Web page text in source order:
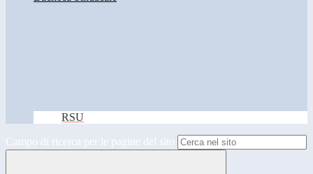
RSU
Campo di ricerca per le pagine del sito